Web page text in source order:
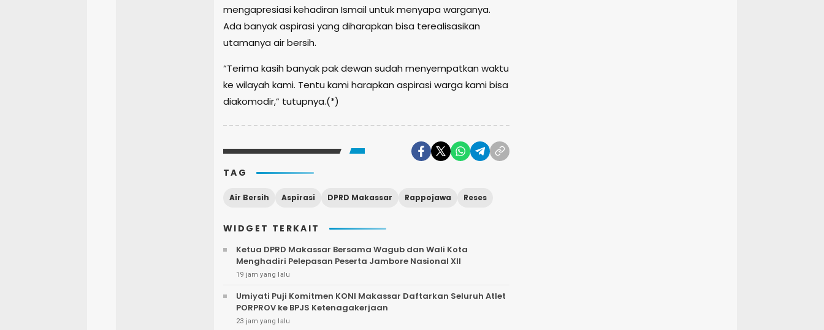
mengapresiasi kehadiran Ismail untuk menyapa warganya.
Ada banyak aspirasi yang diharapkan bisa terealisasikan
utamanya air bersih.
“Terima kasih banyak pak dewan sudah menyempatkan waktu
ke wilayah kami. Tentu kami harapkan aspirasi warga kami bisa
diakomodir,” tutupnya.(*)
TAG
Air Bersih Aspirasi DPRD Makassar Rappojawa Reses
WIDGET TERKAIT
Ketua DPRD Makassar Bersama Wagub dan Wali Kota
Menghadiri Pelepasan Peserta Jambore Nasional XII
19 jam yang lalu
Umiyati Puji Komitmen KONI Makassar Daftarkan Seluruh Atlet
PORPROV ke BPJS Ketenagakerjaan
23 jam yang lalu